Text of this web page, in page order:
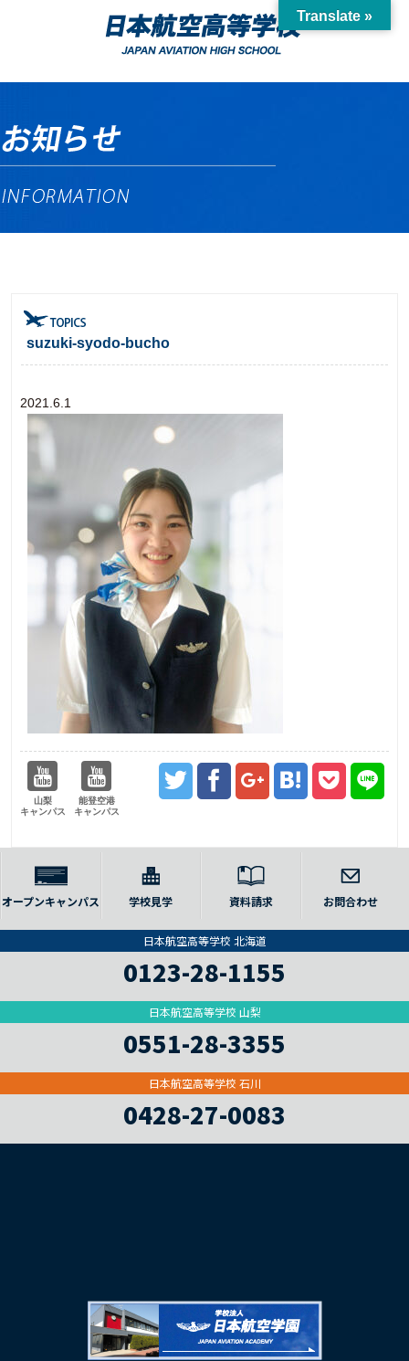
suzuki-syodo-bucho
2021.6.1
山梨
キャンパス
能登空港
キャンパス
オープンキャンパス 学校見学 資料請求 お問合わせ
日本航空高等学校 北海道
0123-28-1155
日本航空高等学校 山梨
0551-28-3355
日本航空高等学校 石川
0428-27-0083
Translate »